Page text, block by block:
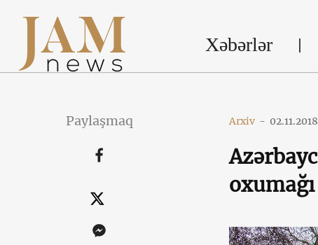
Xəbərlər
Paylaşmaq Arxiv - 02.11.2018